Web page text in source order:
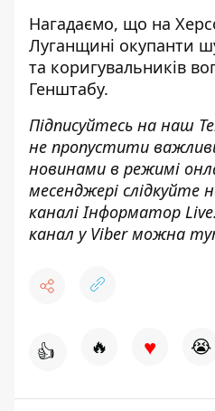
Нагадаємо, що на
Луганщині окупанти
та коригувальників
Генштабу.
Підписуйтесь на наш
не пропустити
новинами в режимі
месенджері слідкуйте
каналіІнформатор Live
канал у Viber можна
👍 🔥 ♥ 😭